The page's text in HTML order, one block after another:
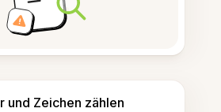
und Zeichen zählen